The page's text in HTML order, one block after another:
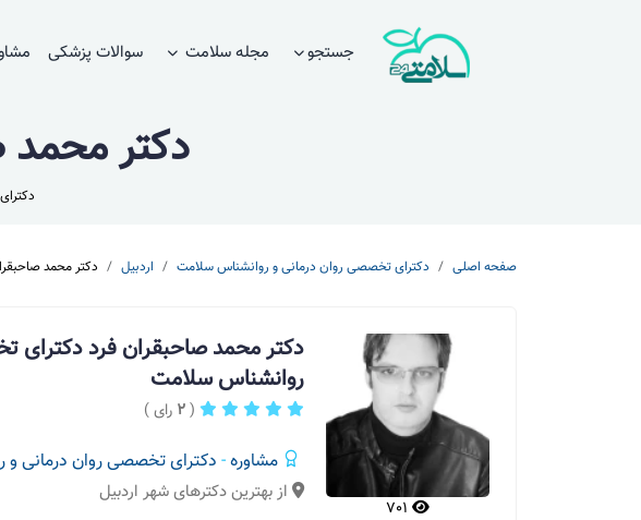
جستجو مجله سلامت سوالات پزشکی
دکتر محمد
صفحه اصلی دکترای تخصصی روان درمانی و روانشناس سلامت اردبیل دکتر محمد
دکتر محمد صاحبقران فرد دکترای
روانشناس سلامت
(
2 رای )
مشاوره- دکترای تخصصی روان درمانی و
از بهترین دکترهای شهر اردبیل